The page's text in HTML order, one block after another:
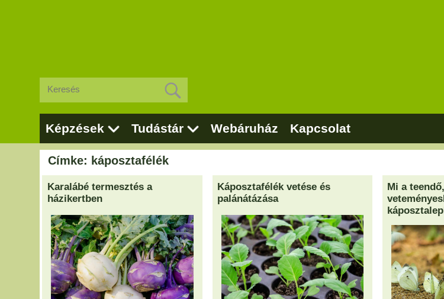
Képzések Tudástár Webáruház Kapcsolat
Címke: káposztafélék
Karalábé termesztés a
házikertben
Káposztafélék vetése és
palánátázása
Mi a